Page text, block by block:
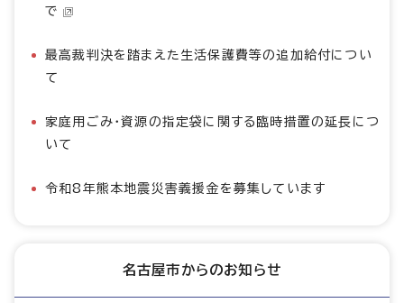
で
最高裁判決を踏まえた生活保護費等の追加給付につい
て
家庭用ごみ・資源の指定袋に関する臨時措置の延長につ
いて
令和8年熊本地震災害義援金を募集しています
名古屋市からのお知らせ